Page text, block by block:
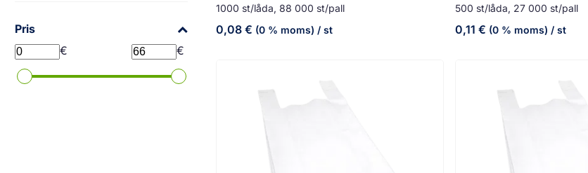
Pris
€
€
1000 st/låda, 88 000 st/pall
0,08€ (0 % moms) / st
500 st/låda, 27 000 st/pall
0,11 € (0 % moms) / st